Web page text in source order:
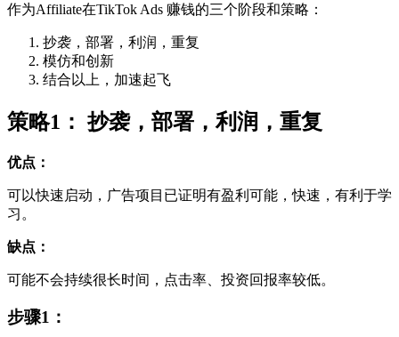
作为Affiliate在TikTok Ads 赚钱的三个阶段和策略：
抄袭，部署，利润，重复
模仿和创新
结合以上，加速起飞
策略1： 抄袭，部署，利润，重复
优点：
可以快速启动，广告项目已证明有盈利可能，快速，有利于学
习。
缺点：
可能不会持续很长时间，点击率、投资回报率较低。
步骤1：